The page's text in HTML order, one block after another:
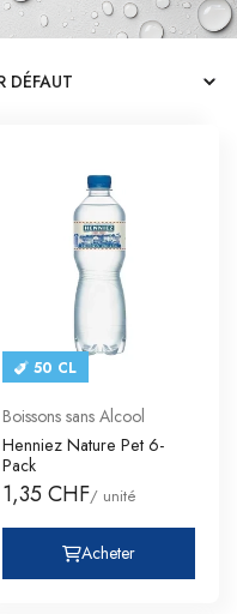
50 CL
Boissons sans Alcool
Henniez Nature Pet 6-
Pack
1,35 CHF/ unité
Acheter